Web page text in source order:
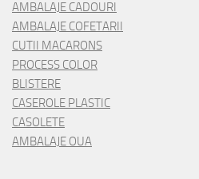
AMBALAJE CADOURI
AMBALAJE COFETARII
CUTII MACARONS
PROCESS COLOR
BLISTERE
CASEROLE PLASTIC
CASOLETE
AMBALAJE OUA